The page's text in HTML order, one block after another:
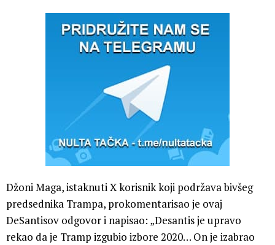
Džoni Maga, istaknuti X korisnik koji podržava bivšeg
predsednika Trampa, prokomentarisao je ovaj
DeSantisov odgovor i napisao: „Desantis je upravo
rekao da je Tramp izgubio izbore 2020… On je izabrao